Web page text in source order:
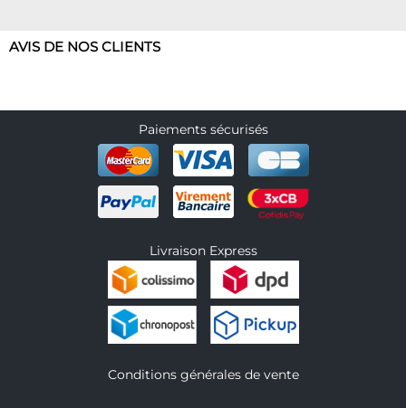
AVIS DE NOS CLIENTS
Paiements sécurisés
Livraison Express
Conditions générales de vente